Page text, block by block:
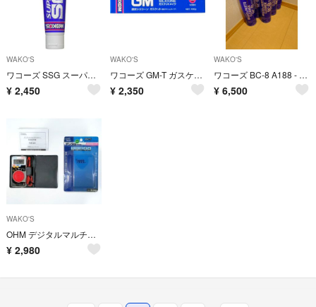
WAKO'S
ワコーズ SSG スーパーシリコーングリース 100g V251
¥ 2,450
WAKO'S
ワコーズ GM-T ガスケットメイク 100g V350
¥ 2,350
WAKO'S
ワコーズ BC-8 A188 - 7本セット
¥ 6,500
WAKO'S
OHM デジタルマルチテスター TDR-201 薄型 金メッキテストリード採用
¥ 2,980